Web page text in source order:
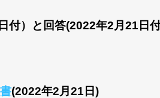
）と回答(2022年2月21日付
(2022年2月21日)